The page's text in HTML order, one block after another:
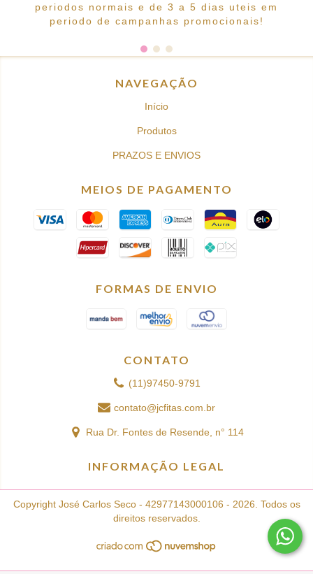
periodos normais e de 3 a 5 dias uteis em
periodo de campanhas promocionais!
NAVEGAÇÃO
Início
Produtos
PRAZOS E ENVIOS
MEIOS DE PAGAMENTO
FORMAS DE ENVIO
CONTATO
(11)97450-9791
contato@jcfitas.com.br
Rua Dr. Fontes de Resende, n° 114
INFORMAÇÃO LEGAL
Copyright José Carlos Seco - 42977143000106 - 2026. Todos os
direitos reservados.